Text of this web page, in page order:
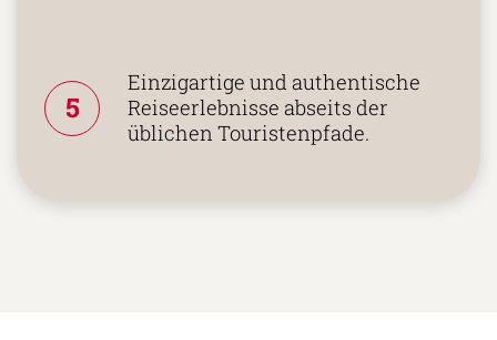
5
Einzigartige und authentische
Reiseerlebnisse abseits der
üblichen Touristenpfade.